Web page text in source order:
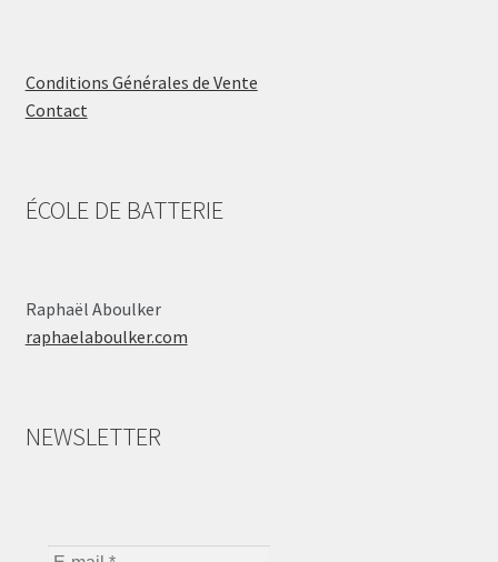
Conditions Générales de Vente
Contact
ÉCOLE DE BATTERIE
Raphaël Aboulker
raphaelaboulker.com
NEWSLETTER